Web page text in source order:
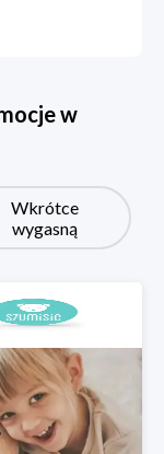
w
Wkrótce
wygasną